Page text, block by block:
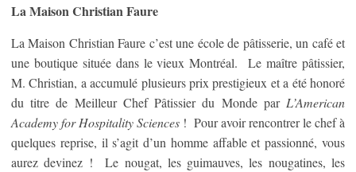
La Maison Christian Faure
La Maison Christian Faure c’est une école de pâtisserie, un café et
une boutique située dans le vieux Montréal. Le maître pâtissier,
M. Christian, a accumulé plusieurs prix prestigieux et a été honoré
du titre de Meilleur Chef Pâtissier du Monde par L’American
Academy for Hospitality Sciences ! Pour avoir rencontrer le chef à
quelques reprise, il s’agit d’un homme affable et passionné, vous
aurez devinez ! Le nougat, les guimauves, les nougatines, les